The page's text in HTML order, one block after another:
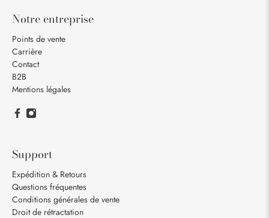
Notre entreprise
Points de vente
Carrière
Contact
B2B
Mentions légales
Support
Expédition & Retours
Questions fréquentes
Conditions générales de vente
Droit de rétractation